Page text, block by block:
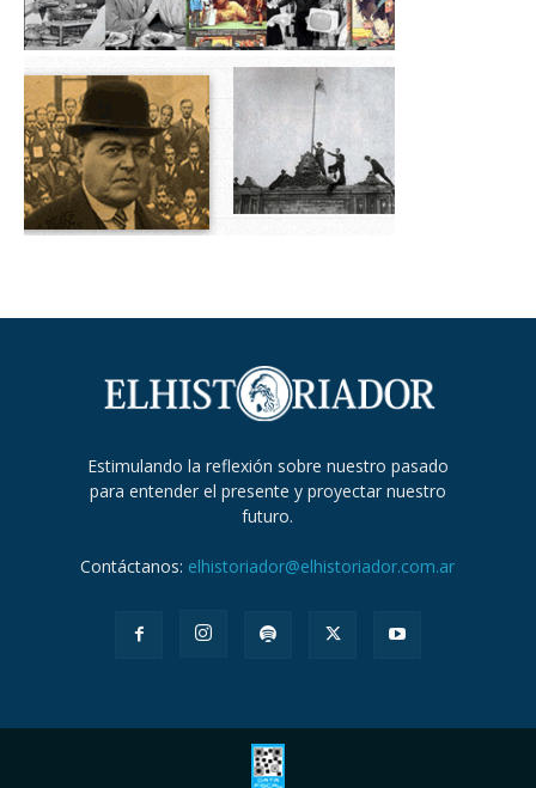
Estimulando la reflexión sobre nuestro pasado
para entender el presente y proyectar nuestro
futuro.
Contáctanos: elhistoriador@elhistoriador.com.ar